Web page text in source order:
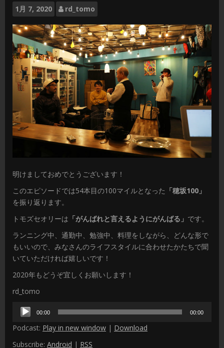
1月 7, 2020 rd_tomo
明けましておめでとうございます！
このエピソードでは54本目の100マイルとなった 「穂坂100」
を振り返ります。
トモズセオリーは 「がんばれと言えるようにがんばる」 です。
ランニング中、通勤中、勉強中、料理をしながら、どんな形で
もいいので、みなさんのライフスタイルに合わせたかたちで聞
いていただければ嬉しいです！
2020年もどうぞ宜しくお願いします！
rd_tomo
プ
レ
00:00 00:00
Podcast: Play in new window | Download
Subscribe: Android | RSS